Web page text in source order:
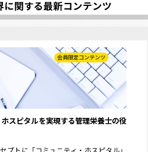
に関する最新コンテンツ
会員限定コンテンツ
ホスピタルを実現する管理栄養士の役
プトに「コミュニティ・ホスピタル」